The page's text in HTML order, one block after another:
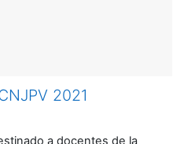
2021
a docentes de la